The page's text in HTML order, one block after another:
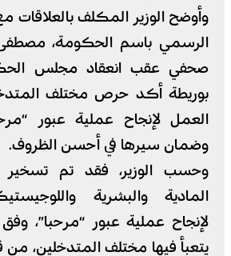
وأوضح الوزير المكلف بالعلاقات
الرسمي باسم الحكومة، مصطفى
صحفي عقب انعقاد مجلس
بوريطة أكد حرص مختلف
العمل لإنجاح عملية عبور
وضمان سيرها في أحسن الظروف.
وحسب الوزير، فقد تم تسخير
المادية والبشرية
لإنجاح عملية عبور “مرحبا”،
يتعبأ فيها مختلف المتدخلين،